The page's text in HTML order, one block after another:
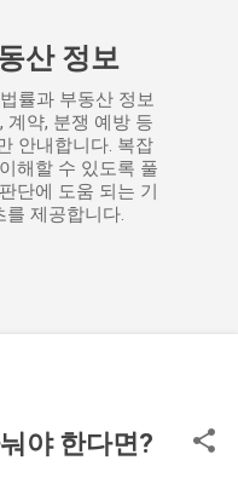
산 정보
률과 부동산 정보
계약, 분쟁 예방 등
안내합니다. 복잡
해할 수 있도록 풀
단에 도움 되는 기
를 제공합니다.
야 한다면?